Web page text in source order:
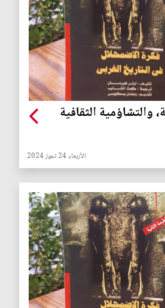
والتشاؤمية الثقافية
الأربعاء 24 تموز 2024